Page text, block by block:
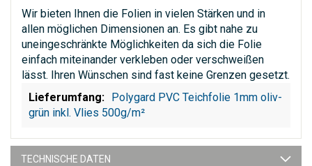
Wir bieten Ihnen die Folien in vielen Stärken und in
allen möglichen Dimensionen an. Es gibt nahe zu
uneingeschränkte Möglichkeiten da sich die Folie
einfach miteinander verkleben oder verschweißen
lässt. Ihren Wünschen sind fast keine Grenzen gesetzt.
Polygard PVC Teichfolie 1mm oliv-
grün inkl. Vlies 500g/m²
TECHNISCHE DATEN